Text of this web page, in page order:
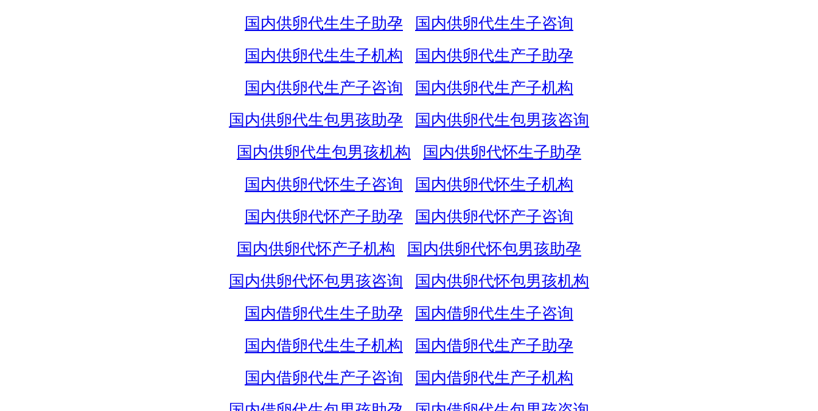
国内供卵代生生子助孕
国内供卵代生生子咨询
国内供卵代生生子机构
国内供卵代生产子助孕
国内供卵代生产子咨询
国内供卵代生产子机构
国内供卵代生包男孩助孕
国内供卵代生包男孩咨询
国内供卵代生包男孩机构
国内供卵代怀生子助孕
国内供卵代怀生子咨询
国内供卵代怀生子机构
国内供卵代怀产子助孕
国内供卵代怀产子咨询
国内供卵代怀产子机构
国内供卵代怀包男孩助孕
国内供卵代怀包男孩咨询
国内供卵代怀包男孩机构
国内借卵代生生子助孕
国内借卵代生生子咨询
国内借卵代生生子机构
国内借卵代生产子助孕
国内借卵代生产子咨询
国内借卵代生产子机构